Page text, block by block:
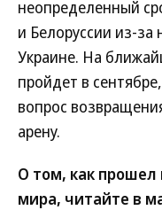
неопределенный
и Белоруссии из-за
Украине. На
пройдет в
вопрос
арену.
О том, как
мира, читайте в